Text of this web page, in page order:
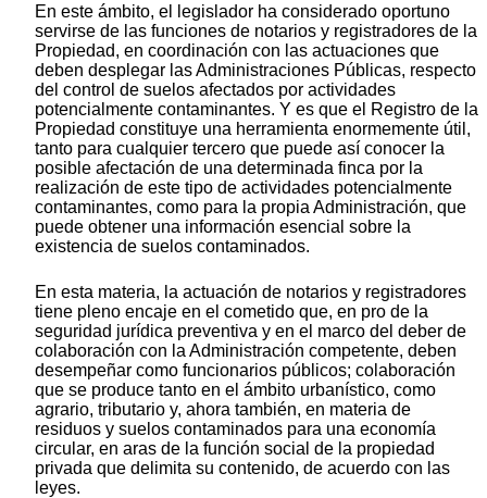
En este ámbito, el legislador ha considerado oportuno
servirse de las funciones de notarios y registradores de la
Propiedad, en coordinación con las actuaciones que
deben desplegar las Administraciones Públicas, respecto
del control de suelos afectados por actividades
potencialmente contaminantes. Y es que el Registro de la
Propiedad constituye una herramienta enormemente útil,
tanto para cualquier tercero que puede así conocer la
posible afectación de una determinada finca por la
realización de este tipo de actividades potencialmente
contaminantes, como para la propia Administración, que
puede obtener una información esencial sobre la
existencia de suelos contaminados.
En esta materia, la actuación de notarios y registradores
tiene pleno encaje en el cometido que, en pro de la
seguridad jurídica preventiva y en el marco del deber de
colaboración con la Administración competente, deben
desempeñar como funcionarios públicos; colaboración
que se produce tanto en el ámbito urbanístico, como
agrario, tributario y, ahora también, en materia de
residuos y suelos contaminados para una economía
circular, en aras de la función social de la propiedad
privada que delimita su contenido, de acuerdo con las
leyes.